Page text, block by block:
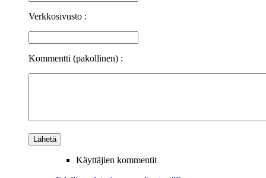
Verkkosivusto :
Kommentti (pakollinen) :
Käyttäjien kommentit